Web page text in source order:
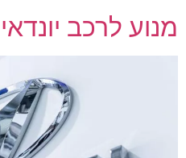
מנוע לרכב יונדאי